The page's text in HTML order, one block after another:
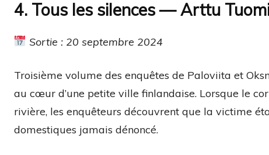
4. Tous les silences — Arttu
Sortie : 20 septembre 2024
Troisième volume des enquêtes de Paloviita et
au cœur d’une petite ville finlandaise. Lorsque le
rivière, les enquêteurs découvrent que la victime
domestiques jamais dénoncé.